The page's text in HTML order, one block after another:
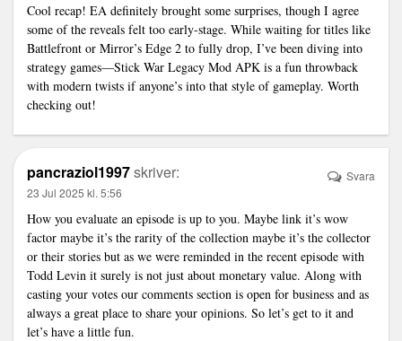
Cool recap! EA definitely brought some surprises, though I agree
some of the reveals felt too early-stage. While waiting for titles like
Battlefront or Mirror’s Edge 2 to fully drop, I’ve been diving into
strategy games—Stick War Legacy Mod APK is a fun throwback
with modern twists if anyone’s into that style of gameplay. Worth
checking out!
pancraziol1997skriver:
23 Jul 2025 kl. 5:56
How you evaluate an episode is up to you. Maybe link it’s wow
factor maybe it’s the rarity of the collection maybe it’s the collector
or their stories but as we were reminded in the recent episode with
Todd Levin it surely is not just about monetary value. Along with
casting your votes our comments section is open for business and as
always a great place to share your opinions. So let’s get to it and
let’s have a little fun.
Svara